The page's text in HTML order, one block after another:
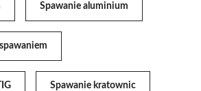
Spawanie aluminium
Spawanie kratownic